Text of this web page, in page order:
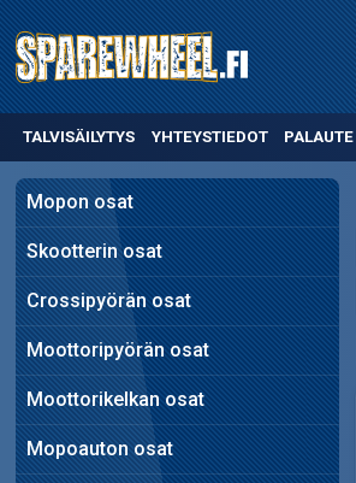
TALVISÄILYTYS YHTEYSTIEDOT PALAUTE
Mopon osat
Skootterin osat
Crossipyörän osat
Moottoripyörän osat
Moottorikelkan osat
Mopoauton osat